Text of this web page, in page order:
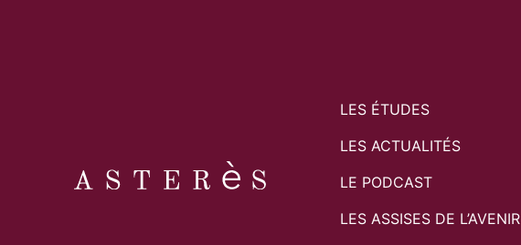
LES ÉTUDES
LES ACTUALITÉS
LE PODCAST
LES ASSISES DE L’AVENIR